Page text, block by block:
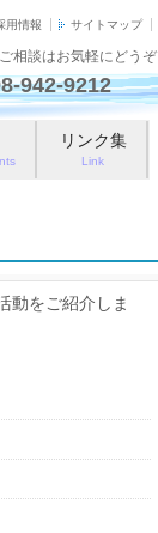
相談はお気軽にどうぞ
942-9212
用情報 サイトマップ
リンク集
Link
動をご紹介しま